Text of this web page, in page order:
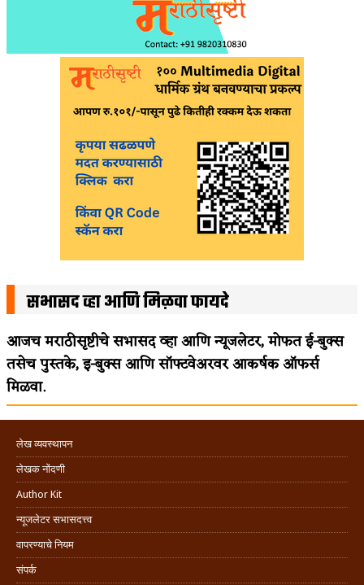
सभासद व्हा आणि मिळवा फायदे
आजच मराठीसृष्टीचे सभासद व्हा आणि न्यूजलेटर, मोफत ई-बुक्स
तसेच पुस्तके, इ-बुक्स आणि सॉफ्टवेअरवर आकर्षक ऑफर्स
मिळवा.
लेख व्यवस्थापन
लेखक नोंदणी
Author Kit
न्यूजलेटर सभासदत्त्व
वापरण्याचे नियम
संपर्क